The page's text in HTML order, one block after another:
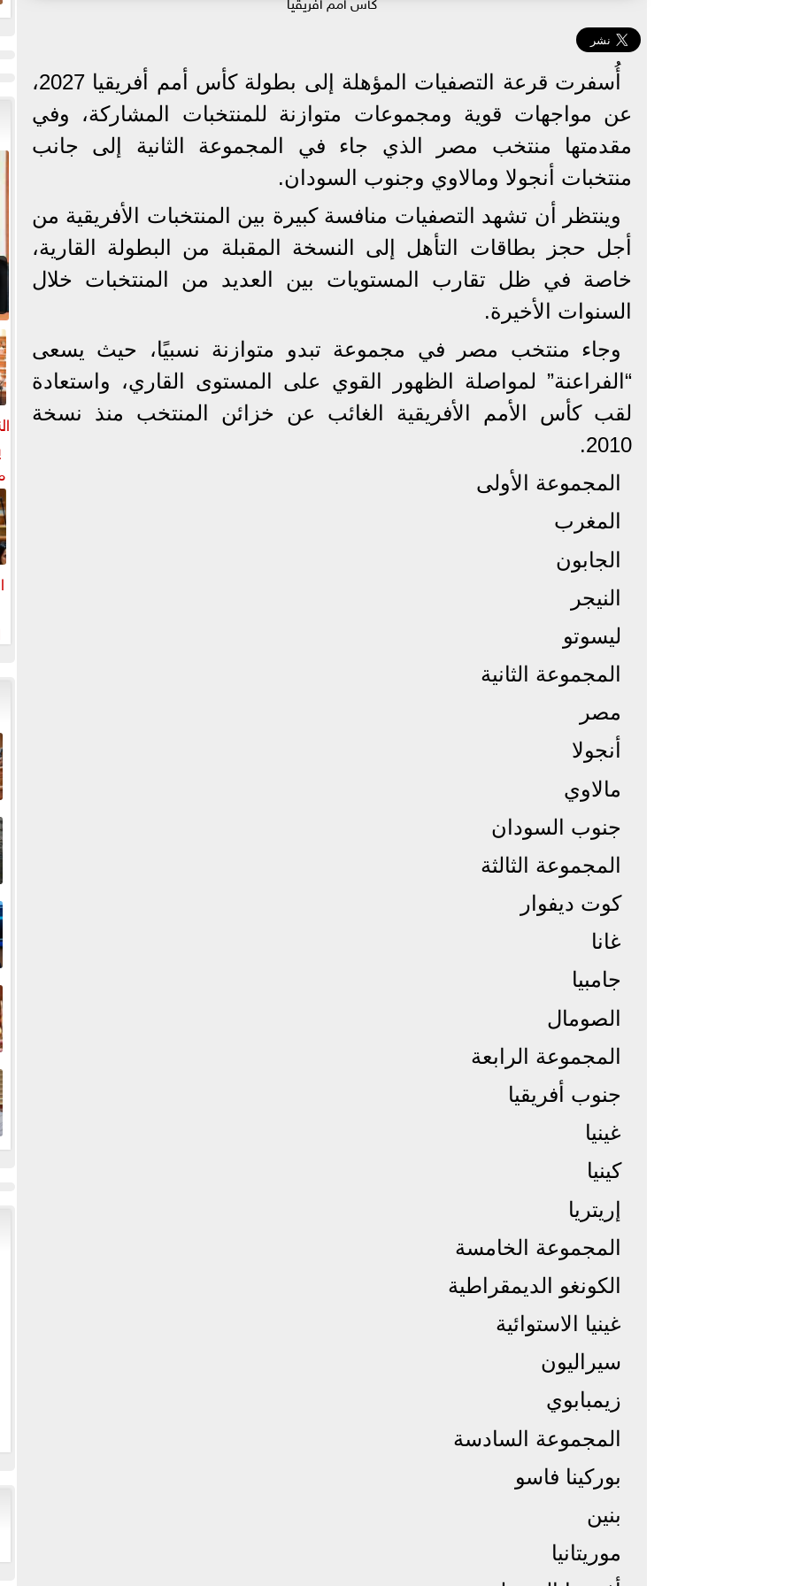
أُسفرت قرعة التصفيات المؤهلة إلى بطولة كأس أمم أفريقيا 2027،
عن مواجهات قوية ومجموعات متوازنة للمنتخبات المشاركة، وفي
مقدمتها منتخب مصر الذي جاء في المجموعة الثانية إلى جانب
منتخبات أنجولا ومالاوي وجنوب السودان.
وينتظر أن تشهد التصفيات منافسة كبيرة بين المنتخبات الأفريقية من
أجل حجز بطاقات التأهل إلى النسخة المقبلة من البطولة القارية،
خاصة في ظل تقارب المستويات بين العديد من المنتخبات خلال
السنوات الأخيرة.
وجاء منتخب مصر في مجموعة تبدو متوازنة نسبيًا، حيث يسعى
“الفراعنة” لمواصلة الظهور القوي على المستوى القاري، واستعادة
لقب كأس الأمم الأفريقية الغائب عن خزائن المنتخب منذ نسخة
2010.
المجموعة الأولى
المغرب
الجابون
النيجر
ليسوتو
المجموعة الثانية
مصر
أنجولا
مالاوي
جنوب السودان
المجموعة الثالثة
كوت ديفوار
غانا
جامبيا
الصومال
المجموعة الرابعة
جنوب أفريقيا
غينيا
كينيا
إريتريا
المجموعة الخامسة
الكونغو الديمقراطية
غينيا الاستوائية
سيراليون
زيمبابوي
المجموعة السادسة
بوركينا فاسو
بنين
موريتانيا